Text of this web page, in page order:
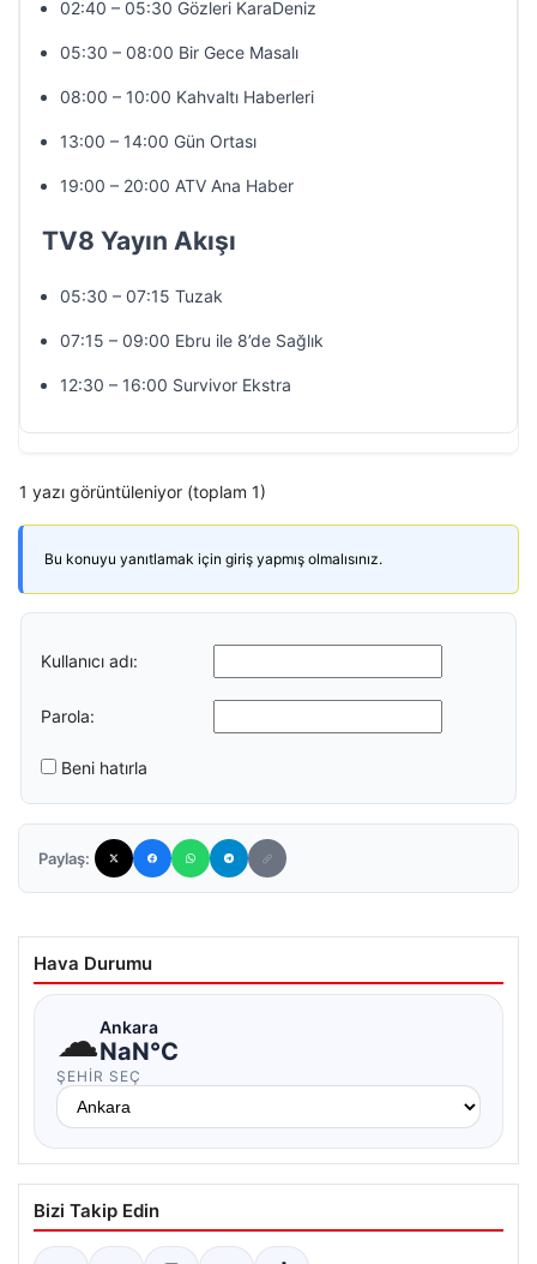
02:40 – 05:30 Gözleri KaraDeniz
05:30 – 08:00 Bir Gece Masalı
08:00 – 10:00 Kahvaltı Haberleri
13:00 – 14:00 Gün Ortası
19:00 – 20:00 ATV Ana Haber
TV8 Yayın Akışı
05:30 – 07:15 Tuzak
07:15 – 09:00 Ebru ile 8’de Sağlık
12:30 – 16:00 Survivor Ekstra
1 yazı görüntüleniyor (toplam 1)
Bu konuyu yanıtlamak için giriş yapmış olmalısınız.
Kullanıcı adı:
Parola:
Beni hatırla
Paylaş:
Hava Durumu
☁Ankara
NaN°C
ŞEHIR SEÇ
Bizi Takip Edin